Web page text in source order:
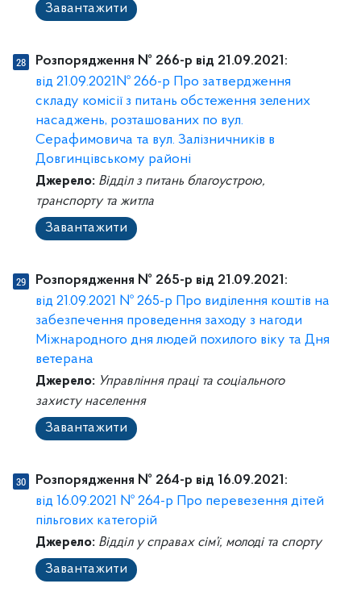
Завантажити
Розпорядження № 266-р від 21.09.2021:
від 21.09.2021№ 266-р Про затвердження
складу комісії з питань обстеження зелених
насаджень, розташованих по вул.
Серафимовича та вул. Залізничників в
Довгинцівському районі
Джерело: Відділ з питань благоустрою,
транспорту та житла
Завантажити
Розпорядження № 265-р від 21.09.2021:
від 21.09.2021 № 265-р Про виділення коштів на
забезпечення проведення заходу з нагоди
Міжнародного дня людей похилого віку та Дня
ветерана
Джерело: Управління праці та соціального
захисту населення
Завантажити
Розпорядження № 264-р від 16.09.2021:
від 16.09.2021 № 264-р Про перевезення дітей
пільгових категорій
Джерело: Відділ у справах сім’ї, молоді та спорту
Завантажити